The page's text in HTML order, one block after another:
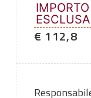
€ 112,8